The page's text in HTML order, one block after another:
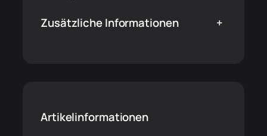
Zusätzliche Informationen +
Artikelinformationen